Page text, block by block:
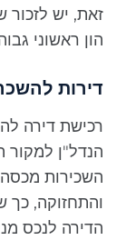
זאת, יש לזכור
הון ראשוני גבוה.
דירות
רכישת דירה
הנדל"ן למקור
השכירות מכסה
והתחזוקה, כך
הדירה לנכס